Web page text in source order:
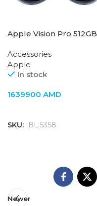
Apple Vision Pro 512GB
Accessories
Apple
In stock
1639900 AMD
SKU: IBL:5358
Newer